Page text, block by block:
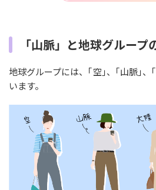
「山脈」と地球グループ
地球グループには、｢空｣、｢山脈｣
います。